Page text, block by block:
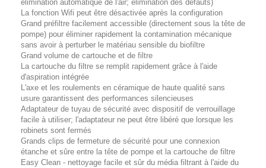
élimination automatique de l'air; élimination des défauts)
La fonction Wifi peut être désactivée après la configuration
Grand préfiltre facilement accessible (directement sous la tête de
pompe) pour éliminer rapidement la contamination mécanique
sans avoir à perturber le matériau sensible du biofiltre
Grand volume de cartouche et de filtre
La cartouche du filtre se remplit rapidement grâce à l'aide
d'aspiration intégrée
L'axe et les roulements en céramique de haute qualité sans
usure garantissent des performances silencieuses
Adaptateur de tuyau de sécurité avec dispositif de verrouillage
facile à utiliser; l'adaptateur ne peut être libéré que lorsque les
robinets sont fermés
Grands clips de fermeture de sécurité pour une connexion
étanche et sûre entre la tête de pompe et la cartouche de filtre
Easy Clean - nettoyage facile et sûr du média filtrant à l'aide du